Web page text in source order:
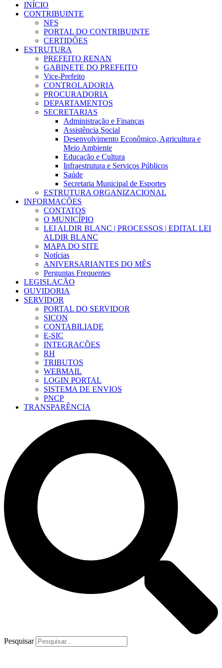
INÍCIO
CONTRIBUINTE
NFS
PORTAL DO CONTRIBUINTE
CERTIDÕES
ESTRUTURA
PREFEITO RENAN
GABINETE DO PREFEITO
Vice-Prefeito
CONTROLADORIA
PROCURADORIA
DEPARTAMENTOS
SECRETARIAS
Administração e Finanças
Assistência Social
Desenvolvimento Econômico, Agricultura e
Meio Ambiente
Educação e Cultura
Infraestrutura e Serviços Públicos
Saúde
Secretaria Municipal de Esportes
ESTRUTURA ORGANIZACIONAL
INFORMAÇÕES
CONTATOS
O MUNICÍPIO
LEI ALDIR BLANC | PROCESSOS | EDITAL LEI
ALDIR BLANC
MAPA DO SITE
Notícias
ANIVERSARIANTES DO MÊS
Perguntas Frequentes
LEGISLAÇÃO
OUVIDORIA
SERVIDOR
PORTAL DO SERVIDOR
SICON
CONTABILIADE
E-SIC
INTEGRAÇÕES
RH
TRIBUTOS
WEBMAIL
LOGIN PORTAL
SISTEMA DE ENVIOS
PNCP
TRANSPARÊNCIA
Pesquisar